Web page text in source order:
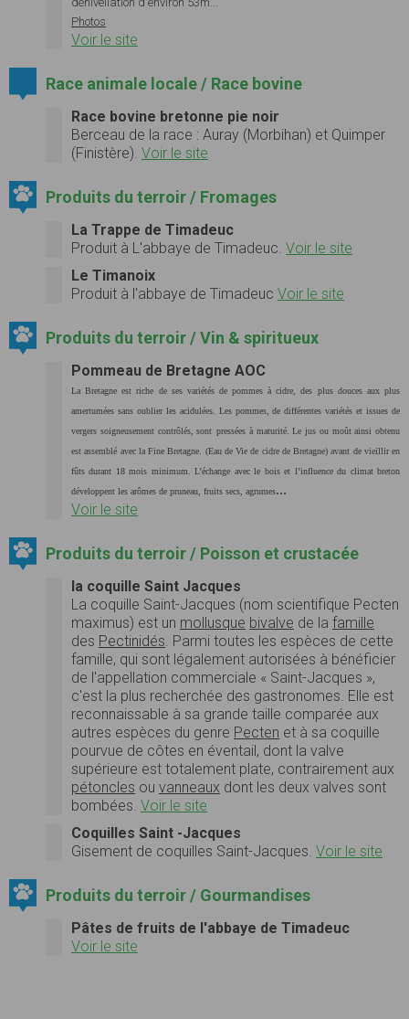
Photos
Voir le site
Race animale locale / Race bovine
Race bovine bretonne pie noir
Berceau de la race : Auray (Morbihan) et Quimper
(Finistère). Voir le site
Produits du terroir / Fromages
La Trappe de Timadeuc
Produit à L'abbaye de Timadeuc. Voir le site
Le Timanoix
Produit à l'abbaye de Timadeuc Voir le site
Produits du terroir / Vin & spiritueux
Pommeau de Bretagne AOC
La Bretagne est riche de ses variétés de pommes à cidre, des plus douces aux plus
amertumées sans oublier les acidulées. Les pommes, de différentes variétés et issues de
vergers soigneusement contrôlés, sont pressées à maturité. Le jus ou moût ainsi obtenu
est assemblé avec la Fine Bretagne. (Eau de Vie de cidre de Bretagne) avant de vieillir en
fûts durant 18 mois minimum. L’échange avec le bois et l’influence du climat breton
développent les arômes de pruneau, fruits secs, agrumes...
Voir le site
Produits du terroir / Poisson et crustacée
la coquille Saint Jacques
La coquille Saint-Jacques (nom scientifique Pecten
maximus) est un mollusque bivalve de la famille
des Pectinidés. Parmi toutes les espèces de cette
famille, qui sont légalement autorisées à bénéficier
de l'appellation commerciale « Saint-Jacques »,
c'est la plus recherchée des gastronomes. Elle est
reconnaissable à sa grande taille comparée aux
autres espèces du genre Pecten et à sa coquille
pourvue de côtes en éventail, dont la valve
supérieure est totalement plate, contrairement aux
pétoncles ou vanneaux dont les deux valves sont
bombées. Voir le site
Coquilles Saint -Jacques
Gisement de coquilles Saint-Jacques. Voir le site
Produits du terroir / Gourmandises
Pâtes de fruits de l'abbaye de Timadeuc
Voir le site